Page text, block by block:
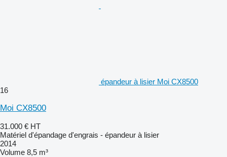
épandeur à lisier Moi CX8500
16
Moi CX8500
31.000 € HT
Matériel d'épandage d'engrais - épandeur à lisier
2014
Volume 8,5 m³